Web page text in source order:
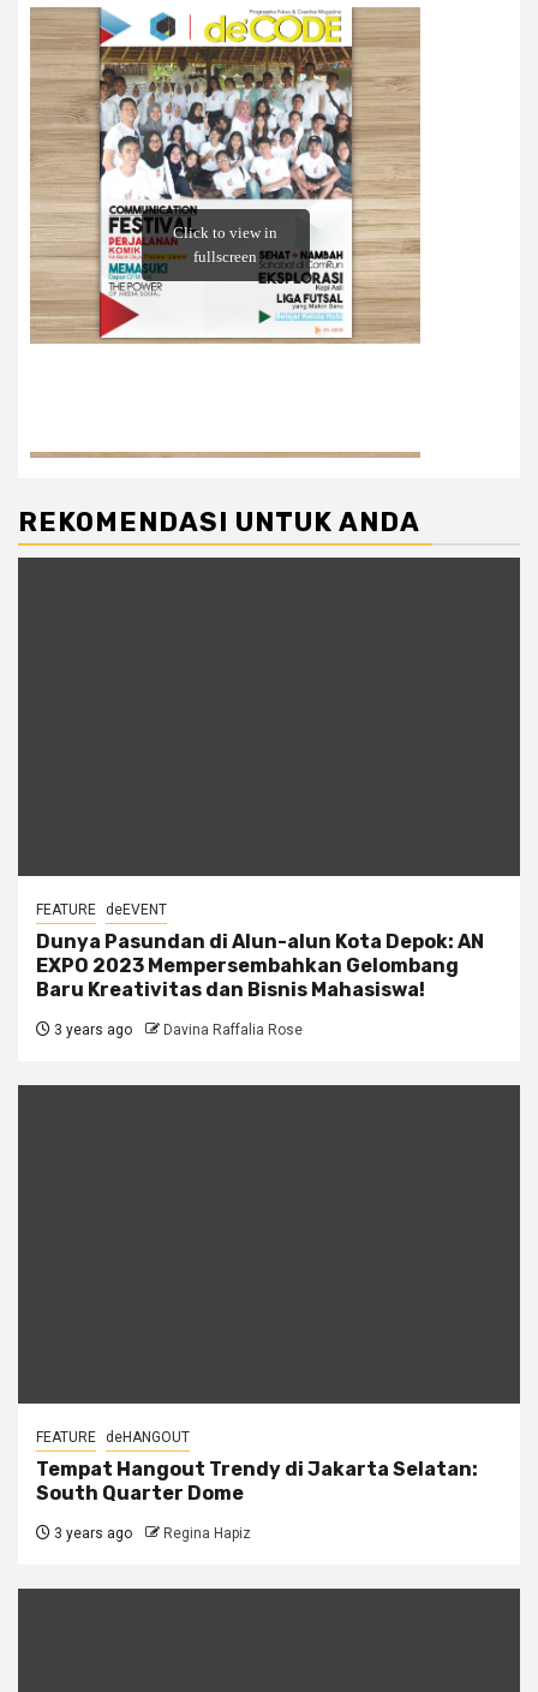
REKOMENDASI UNTUK ANDA
FEATURE deEVENT
Dunya Pasundan di Alun-alun Kota Depok: AN
EXPO 2023 Mempersembahkan Gelombang
Baru Kreativitas dan Bisnis Mahasiswa!
3 years ago Davina Raffalia Rose
FEATURE deHANGOUT
Tempat Hangout Trendy di Jakarta Selatan:
South Quarter Dome
3 years ago Regina Hapiz